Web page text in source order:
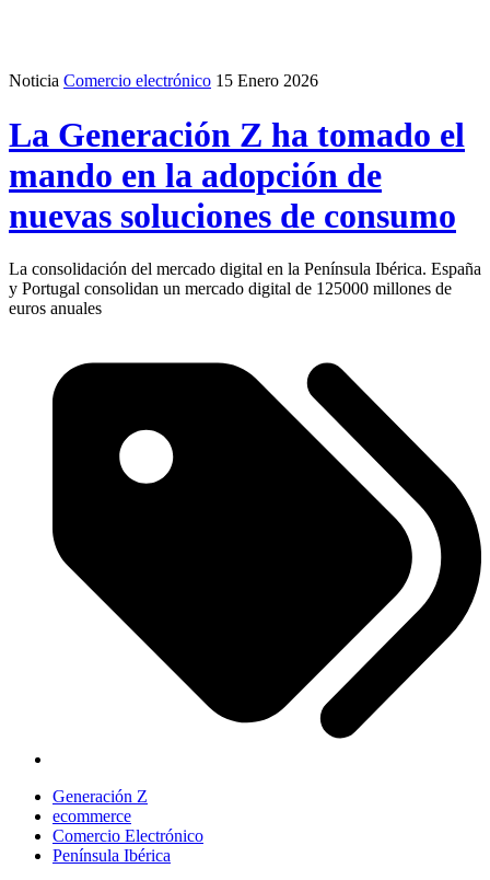
Noticia Comercio electrónico 15 Enero 2026
La Generación Z ha tomado el
mando en la adopción de
nuevas soluciones de consumo
La consolidación del mercado digital en la Península Ibérica. España
y Portugal consolidan un mercado digital de 125000 millones de
euros anuales
Generación Z
ecommerce
Comercio Electrónico
Península Ibérica